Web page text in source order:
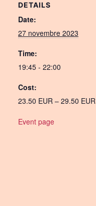
DETAILS
Date:
27 novembre 2023
Time:
19:45 - 22:00
Cost:
23.50 EUR – 29.50 EUR
Event page